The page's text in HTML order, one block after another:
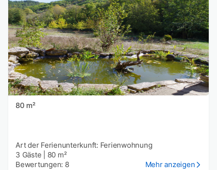
80 m²
Art der Ferienunterkunft: Ferienwohnung
3 Gäste
80 m²
Bewertungen: 8
Mehr anzeigen